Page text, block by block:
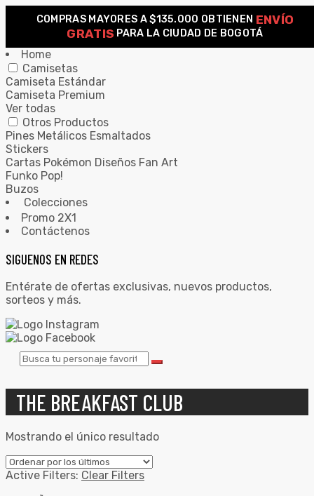
COMPRAS MAYORES A $135.000 OBTIENEN ENVÍO
GRATIS PARA LA CIUDAD DE BOGOTÁ
Home
Camisetas
Camiseta Estándar
Camiseta Premium
Ver todas
Otros Productos
Pines Metálicos Esmaltados
Stickers
Cartas Pokémon Diseños Fan Art
Funko Pop!
Buzos
Colecciones
Promo 2X1
Contáctenos
SIGUENOS EN REDES
Entérate de ofertas exclusivas, nuevos productos,
sorteos y más.
THE BREAKFAST CLUB
Mostrando el único resultado
Active Filters: Clear Filters